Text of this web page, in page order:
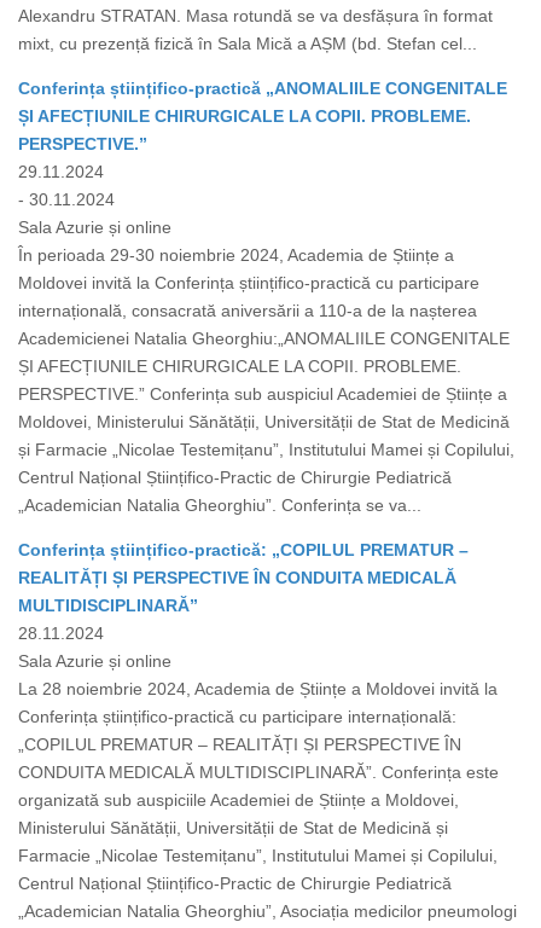
Alexandru STRATAN. Masa rotundă se va desfășura în format
mixt, cu prezență fizică în Sala Mică a AȘM (bd. Stefan cel...
Conferința științifico-practică „ANOMALIILE CONGENITALE
ȘI AFECȚIUNILE CHIRURGICALE LA COPII. PROBLEME.
PERSPECTIVE.”
29.11.2024
- 30.11.2024
Sala Azurie și online
În perioada 29-30 noiembrie 2024, Academia de Științe a
Moldovei invită la Conferința științifico-practică cu participare
internațională, consacrată aniversării a 110-a de la nașterea
Academicienei Natalia Gheorghiu:„ANOMALIILE CONGENITALE
ȘI AFECȚIUNILE CHIRURGICALE LA COPII. PROBLEME.
PERSPECTIVE.” Conferința sub auspiciul Academiei de Științe a
Moldovei, Ministerului Sănătății, Universității de Stat de Medicină
și Farmacie „Nicolae Testemițanu”, Institutului Mamei și Copilului,
Centrul Național Științifico-Practic de Chirurgie Pediatrică
„Academician Natalia Gheorghiu”. Conferința se va...
Conferința științifico-practică: „COPILUL PREMATUR –
REALITĂȚI ȘI PERSPECTIVE ÎN CONDUITA MEDICALĂ
MULTIDISCIPLINARĂ”
28.11.2024
Sala Azurie și online
La 28 noiembrie 2024, Academia de Științe a Moldovei invită la
Conferința științifico-practică cu participare internațională:
„COPILUL PREMATUR – REALITĂȚI ȘI PERSPECTIVE ÎN
CONDUITA MEDICALĂ MULTIDISCIPLINARĂ”. Conferința este
organizată sub auspiciile Academiei de Științe a Moldovei,
Ministerului Sănătății, Universității de Stat de Medicină și
Farmacie „Nicolae Testemițanu”, Institutului Mamei și Copilului,
Centrul Național Științifico-Practic de Chirurgie Pediatrică
„Academician Natalia Gheorghiu”, Asociația medicilor pneumologi